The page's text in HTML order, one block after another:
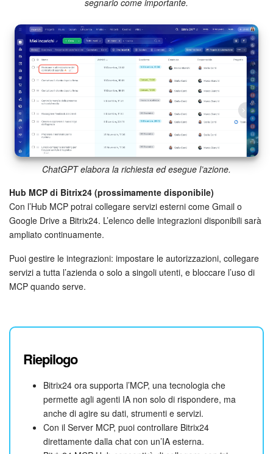
Marketing
Gestione inventario
Telefonia
Mio profilo
Impostazioni
Enterprise
Bitrix24 On-Premise
Bitrix24 Messenger
Domande generali
ChatGPT elabora la richiesta ed esegue l’azione.
Hub MCP di Bitrix24 (prossimamente disponibile)
Con l’Hub MCP potrai collegare servizi esterni come Gmail o
Google Drive a Bitrix24. L’elenco delle integrazioni disponibili sarà
ampliato continuamente.
Puoi gestire le integrazioni: impostare le autorizzazioni, collegare
servizi a tutta l’azienda o solo a singoli utenti, e bloccare l’uso di
MCP quando serve.
Riepilogo
Bitrix24 ora supporta l’MCP, una tecnologia che
permette agli agenti IA non solo di rispondere, ma
anche di agire su dati, strumenti e servizi.
Con il Server MCP, puoi controllare Bitrix24
direttamente dalla chat con un’IA esterna.